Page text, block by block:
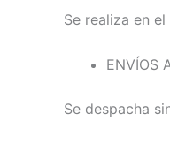
Se realiza en
ENVÍOS
Se despacha